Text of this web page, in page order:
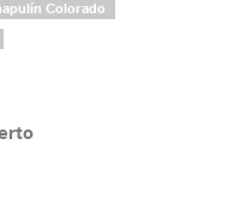
Colorado